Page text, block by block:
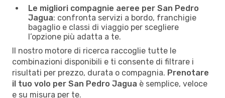
Le migliori compagnie aeree per San Pedro
Jagua: confronta servizi a bordo, franchigie
bagaglio e classi di viaggio per scegliere
l’opzione più adatta a te.
Il nostro motore di ricerca raccoglie tutte le
combinazioni disponibili e ti consente di filtrare i
risultati per prezzo, durata o compagnia. Prenotare
il tuo volo per San Pedro Jagua è semplice, veloce
e su misura per te.